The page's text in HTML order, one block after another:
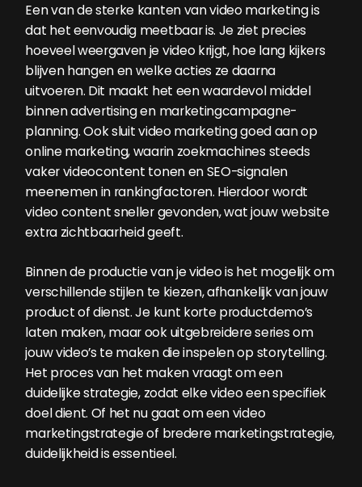
Een van de sterke kanten van video marketing is
dat het eenvoudig meetbaar is. Je ziet precies
hoeveel weergaven je video krijgt, hoe lang kijkers
blijven hangen en welke acties ze daarna
uitvoeren. Dit maakt het een waardevol middel
binnen advertising en marketingcampagne-
planning. Ook sluit video marketing goed aan op
online marketing, waarin zoekmachines steeds
vaker videocontent tonen en SEO-signalen
meenemen in rankingfactoren. Hierdoor wordt
video content sneller gevonden, wat jouw website
extra zichtbaarheid geeft.
Binnen de productie van je video is het mogelijk om
verschillende stijlen te kiezen, afhankelijk van jouw
product of dienst. Je kunt korte productdemo’s
laten maken, maar ook uitgebreidere series om
jouw video’s te maken die inspelen op storytelling.
Het proces van het maken vraagt om een
duidelijke strategie, zodat elke video een specifiek
doel dient. Of het nu gaat om een video
marketingstrategie of bredere marketingstrategie,
duidelijkheid is essentieel.